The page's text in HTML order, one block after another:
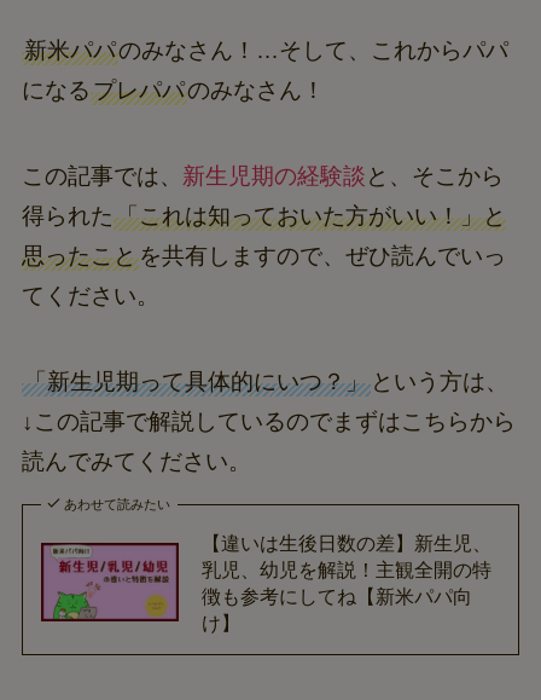
新米パパのみなさん！…そして、これからパパ
になるプレパパのみなさん！
この記事では、 新生児期の経験談と、そこから
得られた「これは知っておいた方がいい！」と
思ったことを共有しますので、ぜひ読んでいっ
てください。
「新生児期って具体的にいつ？」という方は、
↓この記事で解説しているのでまずはこちらから
読んでみてください。
あわせて読みたい
【違いは生後日数の差】新生児、
乳児、幼児を解説！主観全開の特
徴も参考にしてね【新米パパ向
け】